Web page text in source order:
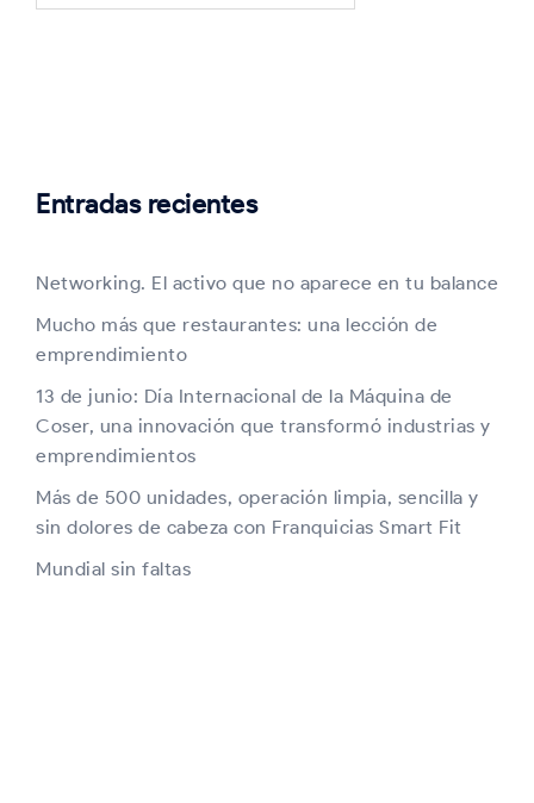
Entradas recientes
Networking. El activo que no aparece en tu balance
Mucho más que restaurantes: una lección de
emprendimiento
13 de junio: Día Internacional de la Máquina de
Coser, una innovación que transformó industrias y
emprendimientos
Más de 500 unidades, operación limpia, sencilla y
sin dolores de cabeza con Franquicias Smart Fit
Mundial sin faltas